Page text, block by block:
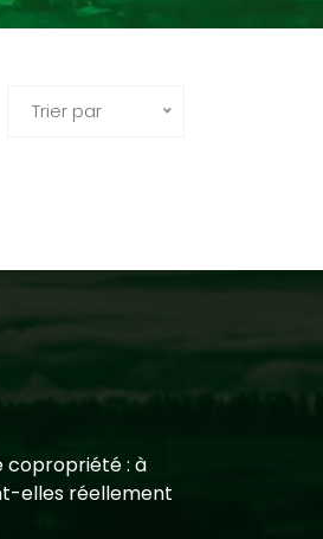
Trier par
copropriété : à
elles réellement